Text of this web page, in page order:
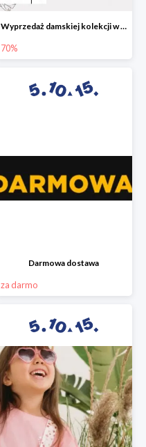
Wyprzedaż damskiej kolekcji w 5.10.15 - ubrania, obuwie i dodatki do -70%
70%
Darmowa dostawa
za darmo